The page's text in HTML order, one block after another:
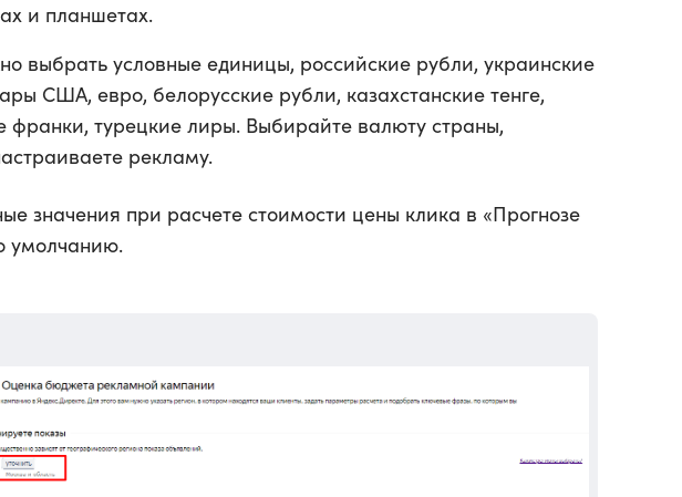
и планшетах.
выбрать условные единицы, российские рубли, украинские
США, евро, белорусские рубли, казахстанские тенге,
франки, турецкие лиры. Выбирайте валюту страны,
рекламу.
значения при расчете стоимости цены клика в «Прогнозе
умолчанию.